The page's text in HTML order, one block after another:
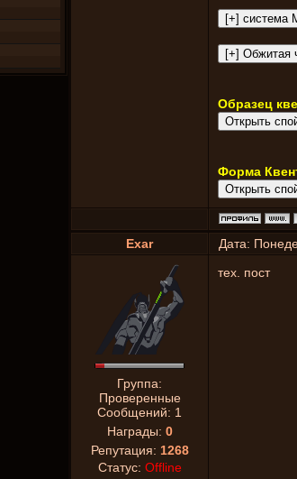
Образец
Форма
Exar Дата:
Группа:
Проверенные
Сообщений: 1
Награды: 0
Репутация: 1268
Статус: Offline
тех. пост